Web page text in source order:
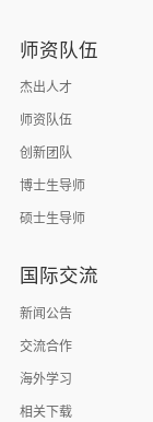
师资队伍
杰出人才
师资队伍
创新团队
博士生导师
硕士生导师
国际交流
新闻公告
交流合作
海外学习
相关下载